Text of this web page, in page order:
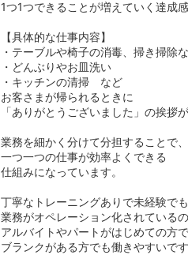
1つ1つできることが増えていく達成感
【具体的な仕事内容】
・テーブルや椅子の消毒、掃き掃除
・どんぶりやお皿洗い
・キッチンの清掃 など
お客さまが帰られるときに
「ありがとうございました」の挨拶
業務を細かく分けて分担することで、
一つ一つの仕事が効率よくできる
仕組みになっています。
丁寧なトレーニングありで未経験でも
業務がオペレーション化されているの
アルバイトやパートがはじめての方
ブランクがある方でも働きやすいで